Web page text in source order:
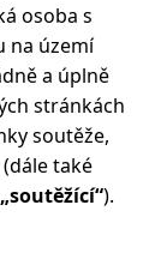
osoba s
na území
a úplně
stránkách
soutěže,
také
„soutěžící“).